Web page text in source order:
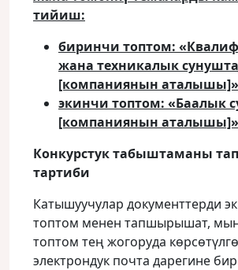
тийиш:
биринчи топтом:
жана техникалык
[компаниянын
экинчи топтом: «Баалык
[компаниянын
Конкурстук табыштаманы
тартиби
Катышуучулар документтерди
топтом менен тапшырышат,
топтом тең жогоруда
электрондук почта дарегине